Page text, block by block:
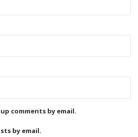
comments by email.
by email.